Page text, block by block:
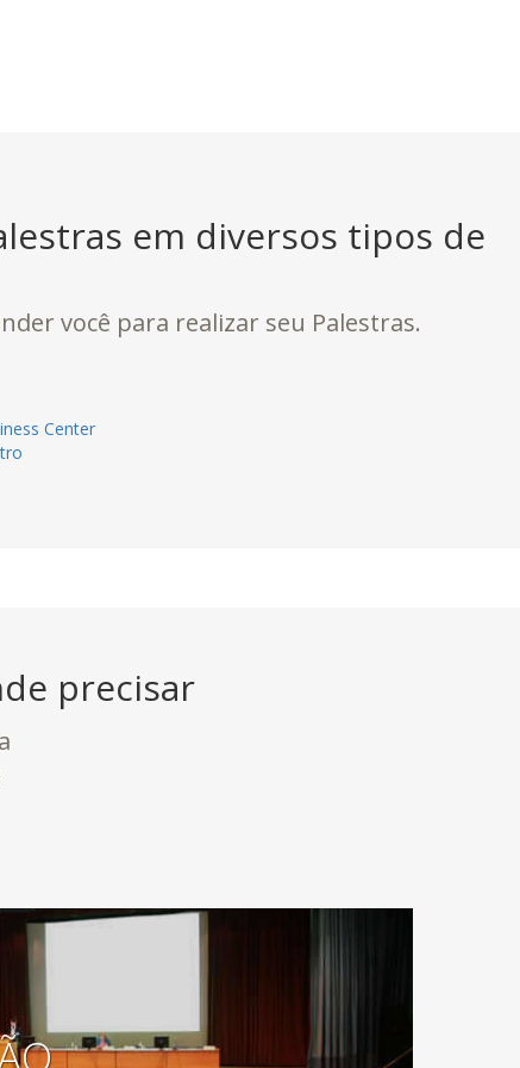
em diversos tipos de
você para realizar seu Palestras.
Center
precisar